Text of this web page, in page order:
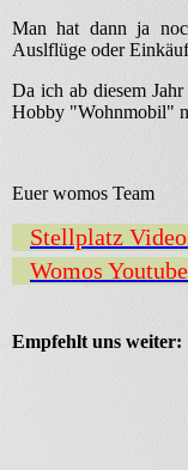
Man hat dann ja
Auslflüge oder
Da ich ab diesem
Hobby "Wohnmobil"
Euer womos Team
Stellplatz
Womos
Empfehlt uns weiter: